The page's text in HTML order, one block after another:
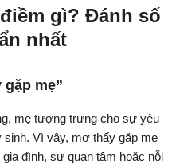
gì? Đánh số
nhất
mẹ”
mẹ tượng trưng cho sự yêu
Vì vậy, mơ thấy gặp mẹ
đình, sự quan tâm hoặc nỗi